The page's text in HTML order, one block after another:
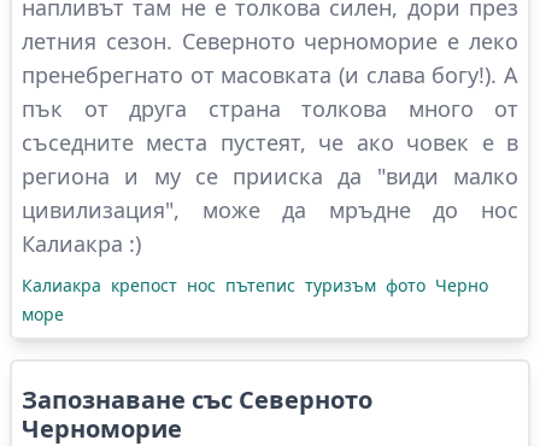
напливът там не е толкова силен, дори през
летния сезон. Северното черноморие е леко
пренебрегнато от масовката (и слава богу!). А
пък от друга страна толкова много от
съседните места пустеят, че ако човек е в
региона и му се прииска да "види малко
цивилизация", може да мръдне до нос
Калиакра :)
Калиакра крепост нос пътепис туризъм фото Черно
море
Запознаване със Северното
Черноморие